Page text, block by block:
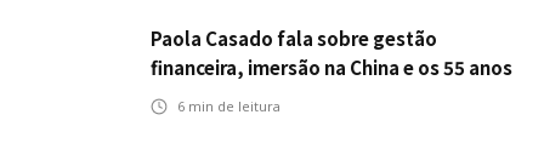
Paola Casado fala sobre gestão
financeira, imersão na China e os 55 anos
da ENS
6 min de leitura